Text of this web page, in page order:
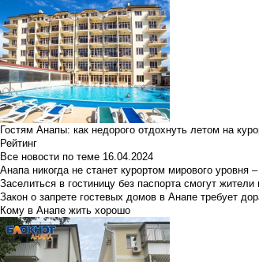
Гостям Анапы: как недорого отдохнуть летом на
Рейтинг
Все новости по теме 16.04.2024
Анапа никогда не станет курортом мирового уровня
Заселиться в гостиницу без паспорта смогут
Закон о запрете гостевых домов в Анапе требует
Кому в Анапе жить хорошо